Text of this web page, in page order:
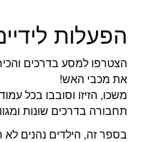
הפעלות
הצטרפו למסע בדרכים
את מכבי האש!
משכו, הזיזו וסובבו בכל
תחבורה בדרכים שונות
בספר זה, הילדים נהנים לא